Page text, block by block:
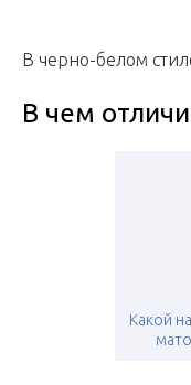
В черно-белом
В чем
Какой